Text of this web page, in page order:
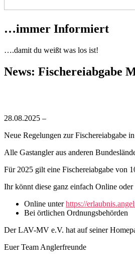
…immer Informiert
….damit du weißt was los ist!
News: Fischereiabgabe
28.08.2025 –
Neue Regelungen zur Fischereiabgabe
Alle Gastangler aus anderen
Für 2025 gilt eine Fischereiabgabe von
Ihr könnt diese ganz einfach Online
Online unterhttps://
Bei örtlichen Ordnungsbehörden
Der LAV-MV e.V. hat auf seiner
Euer Team Anglerfreunde